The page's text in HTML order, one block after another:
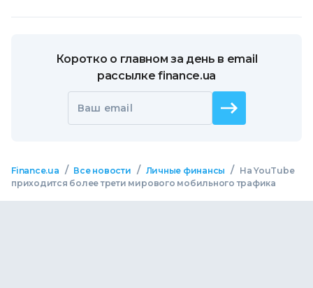
Коротко о главном за день в email
рассылке finance.ua
Ваш email
Finance.ua / Все новости / Личные финансы /
На YouTube
приходится более трети мирового мобильного трафика